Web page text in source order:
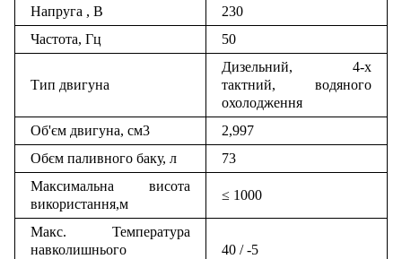
Напруга , В
230
Частота, Гц
50
Тип двигуна
Дизельний, 4-х
тактний, водяного
охолодження
Об'єм двигуна, см3
2,997
Обєм паливного баку, л
73
Максимальна висота
використання,м
≤ 1000
Макс. Температура
навколишнього
40 / -5